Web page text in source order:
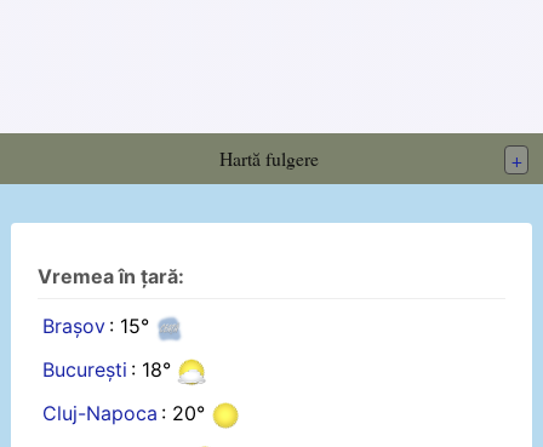
Hartă fulgere +
Vremea în țară:
Brașov : 15°
București : 18°
Cluj-Napoca : 20°